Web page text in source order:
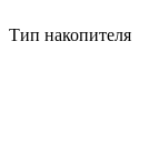
Тип накопителя